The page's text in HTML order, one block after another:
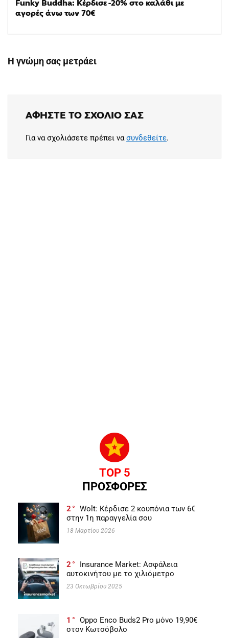
Funky Buddha: Κέρδισε -20% στο καλάθι με
αγορές άνω των 70€
Η γνώμη σας μετράει
ΑΦΉΣΤΕ ΤΟ ΣΧΌΛΙΟ ΣΑΣ
Για να σχολιάσετε πρέπει νασυνδεθείτε.
TOP 5
ΠΡΟΣΦΟΡΕΣ
2
Wolt: Κέρδισε 2 κουπόνια των 6€
στην 1η παραγγελία σου
18 Μαρτίου 2026
2
Insurance Market: Ασφάλεια
αυτοκινήτου με το χιλιόμετρο
23 Οκτωβρίου 2025
1
Oppo Enco Buds2 Pro μόνο 19,90€
στον Κωτσόβολο